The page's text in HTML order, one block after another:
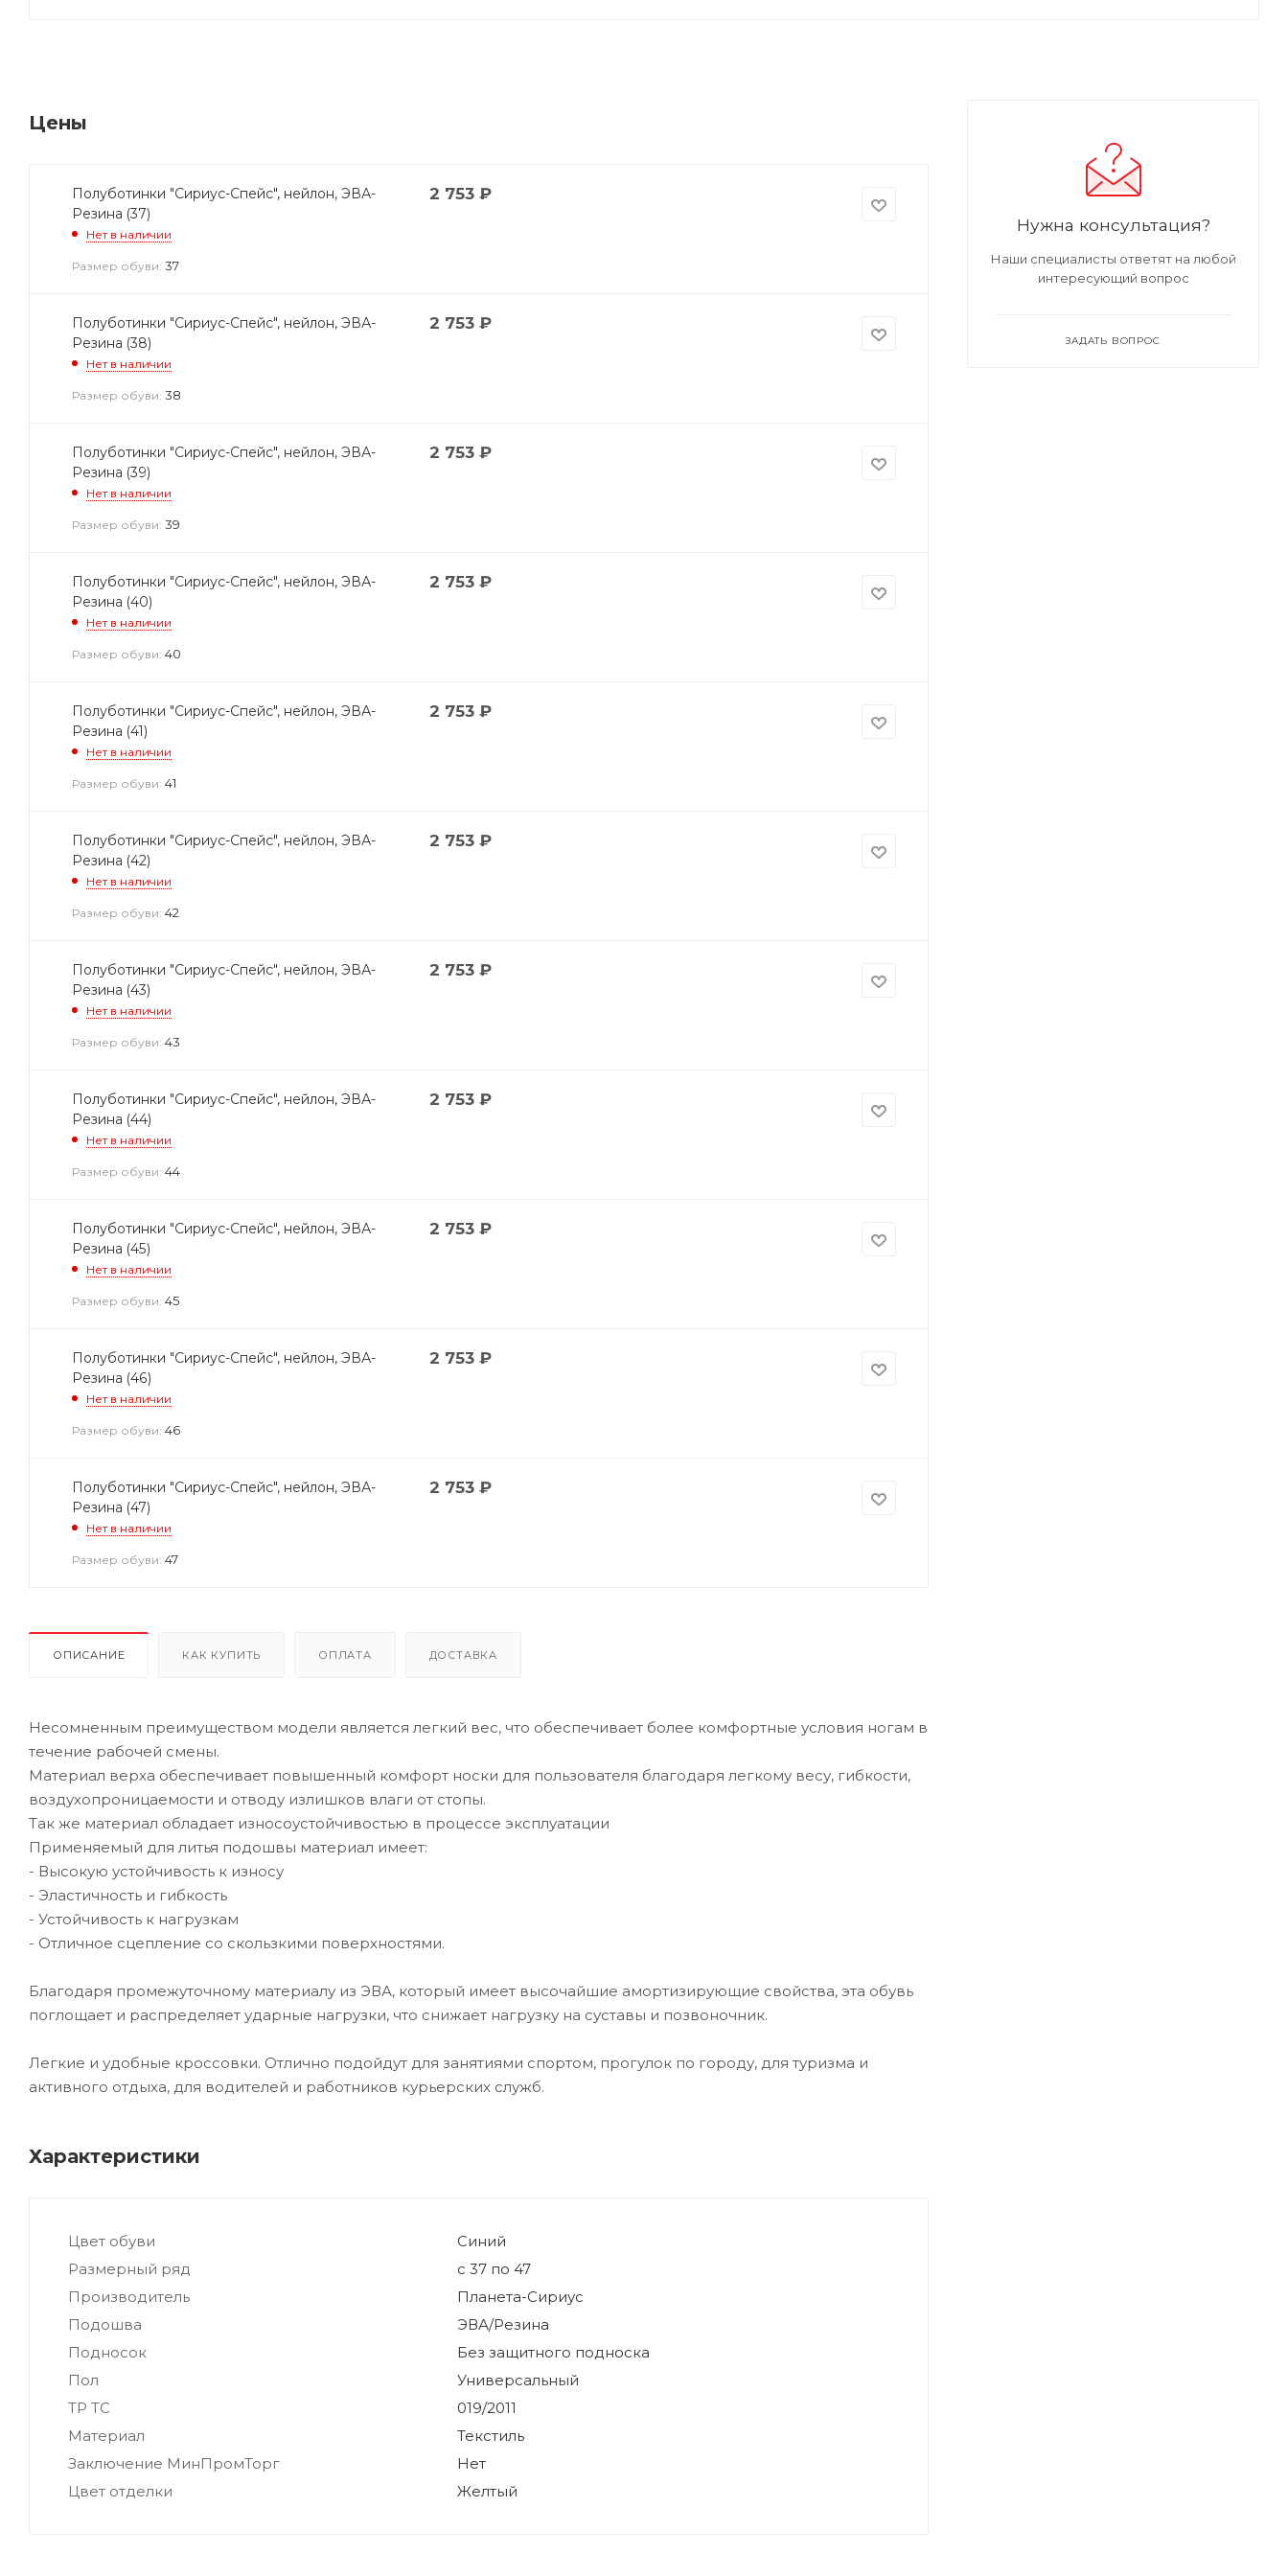
Цены
Полуботинки "Сириус-Спейс", нейлон, ЭВА-
Резина (37)
Нет в наличии
Размер обуви: 37
2 753₽
Полуботинки "Сириус-Спейс", нейлон, ЭВА-
Резина (38)
Нет в наличии
Размер обуви: 38
2 753₽
Полуботинки "Сириус-Спейс", нейлон, ЭВА-
Резина (39)
Нет в наличии
Размер обуви: 39
2 753₽
Полуботинки "Сириус-Спейс", нейлон, ЭВА-
Резина (40)
Нет в наличии
Размер обуви: 40
2 753₽
Полуботинки "Сириус-Спейс", нейлон, ЭВА-
Резина (41)
Нет в наличии
Размер обуви: 41
2 753₽
Полуботинки "Сириус-Спейс", нейлон, ЭВА-
Резина (42)
Нет в наличии
Размер обуви: 42
2 753₽
Полуботинки "Сириус-Спейс", нейлон, ЭВА-
Резина (43)
Нет в наличии
Размер обуви: 43
2 753₽
Полуботинки "Сириус-Спейс", нейлон, ЭВА-
Резина (44)
Нет в наличии
Размер обуви: 44
2 753₽
Полуботинки "Сириус-Спейс", нейлон, ЭВА-
Резина (45)
Нет в наличии
Размер обуви: 45
2 753₽
Полуботинки "Сириус-Спейс", нейлон, ЭВА-
Резина (46)
Нет в наличии
Размер обуви: 46
2 753₽
Полуботинки "Сириус-Спейс", нейлон, ЭВА-
Резина (47)
Нет в наличии
Размер обуви: 47
2 753₽
ОПИСАНИЕ КАК КУПИТЬ ОПЛАТА ДОСТАВКА
Несомненным преимуществом модели является легкий вес, что обеспечивает более комфортные условия ногам в
течение рабочей смены.
Материал верха обеспечивает повышенный комфорт носки для пользователя благодаря легкому весу, гибкости,
воздухопроницаемости и отводу излишков влаги от стопы.
Так же материал обладает износоустойчивостью в процессе эксплуатации
Применяемый для литья подошвы материал имеет:
- Высокую устойчивость к износу
- Эластичность и гибкость
- Устойчивость к нагрузкам
- Отличное сцепление со скользкими поверхностями.
Благодаря промежуточному материалу из ЭВА, который имеет высочайшие амортизирующие свойства, эта обувь
поглощает и распределяет ударные нагрузки, что снижает нагрузку на суставы и позвоночник.
Легкие и удобные кроссовки. Отлично подойдут для занятиями спортом, прогулок по городу, для туризма и
активного отдыха, для водителей и работников курьерских служб.
Характеристики
Цвет обуви
Синий
Размерный ряд
с 37 по 47
Производитель
Планета-Сириус
Подошва
ЭВА/Резина
Подносок
Без защитного подноска
Пол
Универсальный
ТР ТС
019/2011
Материал
Текстиль
Заключение МинПромТорг
Нет
Цвет отделки
Желтый
Нужна консультация?
Наши специалисты ответят на любой
интересующий вопрос
ЗАДАТЬ ВОПРОС